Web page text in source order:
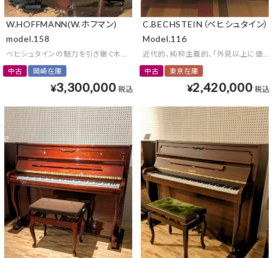
W.HOFFMANN(W.ホフマン)
model.158
ベヒシュタインの魅力を引き継ぐ木目調小型グランド
中古 岡崎在庫
¥3,300,000 税込
C.BECHSTEIN（ベヒシュタイン）
Model.116
近代的、純粋主義的、「外見以上に価値
中古 東京在庫
¥2,420,000 税込